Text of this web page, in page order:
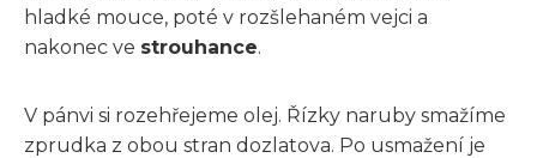
hladké mouce, poté v rozšlehaném vejci a
nakonec ve strouhance.
V pánvi si rozehřejeme olej. Řízky naruby smažíme
zprudka z obou stran dozlatova. Po usmažení je